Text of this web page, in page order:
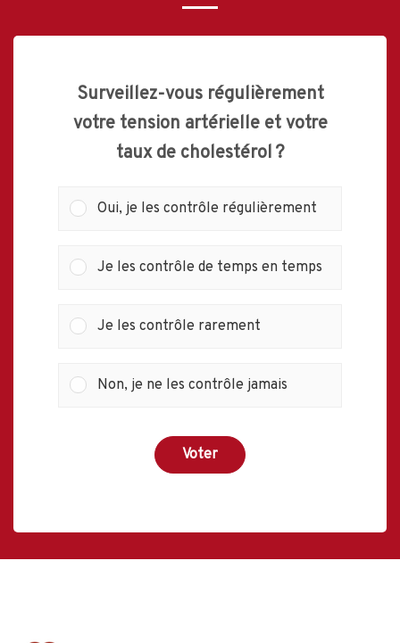
Surveillez-vous régulièrement
votre tension artérielle et votre
taux de cholestérol ?
Oui, je les contrôle régulièrement
Je les contrôle de temps en temps
Je les contrôle rarement
Non, je ne les contrôle jamais
Voter